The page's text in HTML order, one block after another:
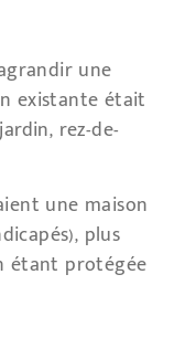
une
existante était
rez-de-
une maison
plus
étant protégée